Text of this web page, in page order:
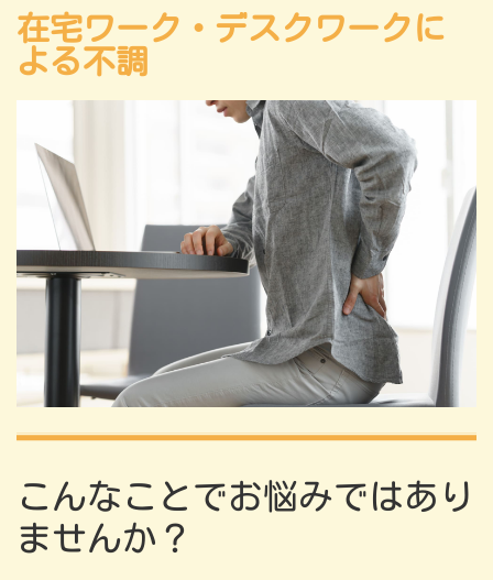
在宅ワーク・デスクワークに
よる不調
こんなことでお悩みではあり
ませんか？